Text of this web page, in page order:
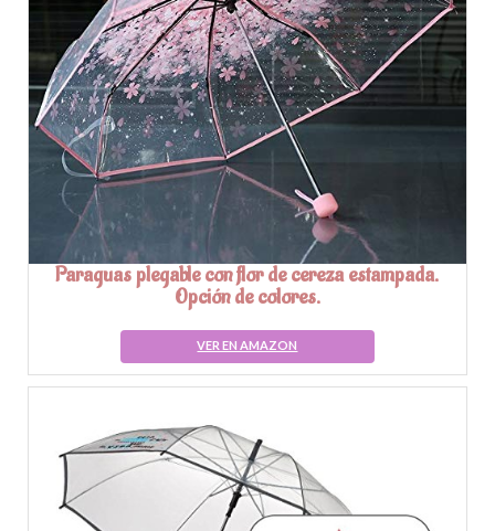
Paraguas plegable con flor de cereza estampada.
Opción de colores.
VER EN AMAZON